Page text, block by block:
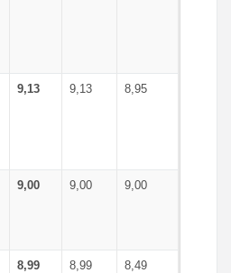
9,13 9,13 8,95
9,00 9,00 9,00
8,99 8,99 8,49